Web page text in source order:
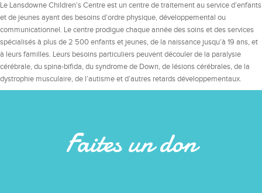
Le Lansdowne Children’s Centre est un centre de traitement au service d’enfants
et de jeunes ayant des besoins d’ordre physique, développemental ou
communicationnel. Le centre prodigue chaque année des soins et des services
spécialisés à plus de 2 500 enfants et jeunes, de la naissance jusqu’à 19 ans, et
à leurs familles. Leurs besoins particuliers peuvent découler de la paralysie
cérébrale, du spina-bifida, du syndrome de Down, de lésions cérébrales, de la
dystrophie musculaire, de l’autisme et d’autres retards développementaux.
Faites un don